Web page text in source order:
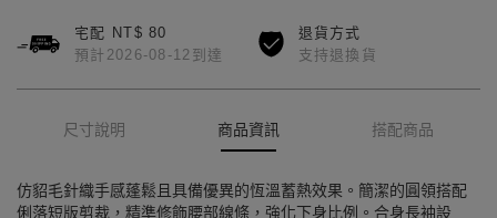
宅配 NT$ 80
預計2026-08-12到達
退貨方式
支持退換貨
尺寸說明 商品資訊 搭配商品
仿貂毛針織手感蓬鬆且具備優異的恆溫蓄熱效果。簡潔的圓領搭配
俐落短版剪裁，精準修飾腰部線條，強化下身比例。合身長袖設